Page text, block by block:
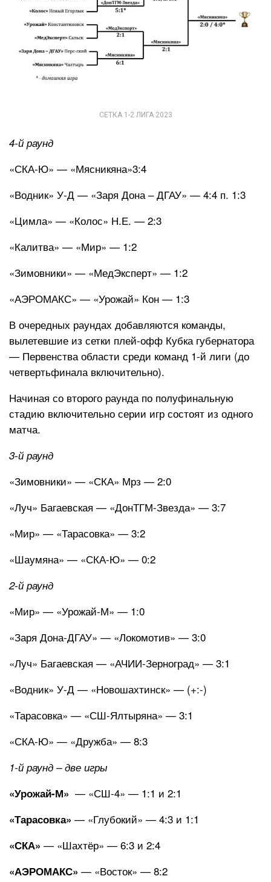
СЕТКА 1-2 ЛИГА 2023
4-й раунд
«СКА-Ю» — «Мясникяна»3:4
«Водник» У-Д — «Заря Дона – ДГАУ» — 4:4 п. 1:3
«Цимла» — «Колос» Н.Е. — 2:3
«Калитва» — «Мир» — 1:2
«Зимовники» — «МедЭксперт» — 1:2
«АЭРОМАКС» — «Урожай» Кон — 1:3
В очередных раундах добавляются команды,
вылетевшие из сетки плей-офф Кубка губернатора
— Первенства области среди команд 1-й лиги (до
четвертьфинала включительно).
Начиная со второго раунда по полуфинальную
стадию включительно серии игр состоят из одного
матча.
3-й раунд
«Зимовники» — «СКА» Мрз — 2:0
«Луч» Багаевская — «ДонТГМ-Звезда» — 3:7
«Мир» — «Тарасовка» — 3:2
«Шаумяна» — «СКА-Ю» — 0:2
2-й раунд
«Мир» — «Урожай-М» — 1:0
«Заря Дона-ДГАУ» — «Локомотив» — 3:0
«Луч» Багаевская — «АЧИИ-Зерноград» — 3:1
«Водник» У-Д — «Новошахтинск» — (+:-)
«Тарасовка» — «СШ-Ялтыряна» — 3:1
«СКА-Ю» — «Дружба» — 8:3
1-й раунд – две игры
«Урожай-М» — «СШ-4» — 1:1 и 2:1
«Тарасовка» — «Глубокий» — 4:3 и 1:1
«СКА» — «Шахтёр» — 6:3 и 2:4
«АЭРОМАКС» — «Восток» — 8:2